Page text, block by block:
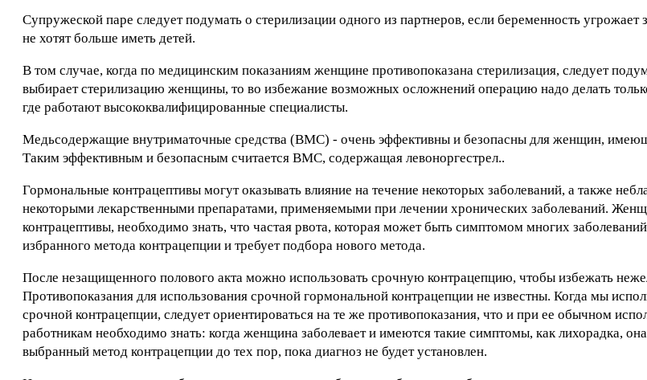
Супружеской паре следует подумать о стерилизации одного из партнеров, если беременность
не хотят больше иметь детей.
В том случае, когда по медицинским показаниям женщине противопоказана стерилизация, следует
выбирает стерилизацию женщины, то во избежание возможных осложнений операцию надо делать
где работают высококвалифицированные специалисты.
Медьсодержащие внутриматочные средства (ВМС) - очень эффективны и безопасны для женщин,
Таким эффективным и безопасным считается ВМС, содержащая левоноргестрел..
Гормональные контрацептивы могут оказывать влияние на течение некоторых заболеваний, а также
некоторыми лекарственными препаратами, применяемыми при лечении хронических заболеваний.
контрацептивы, необходимо знать, что частая рвота, которая может быть симптомом многих
избранного метода контрацепции и требует подбора нового метода.
После незащищенного полового акта можно использовать срочную контрацепцию, чтобы избежать
Противопоказания для использования срочной гормональной контрацепции не известны. Когда мы
срочной контрацепции, следует ориентироваться на те же противопоказания, что и при ее обычном
работникам необходимо знать: когда женщина заболевает и имеются такие симптомы, как лихорадка,
выбранный метод контрацепции до тех пор, пока диагноз не будет установлен.